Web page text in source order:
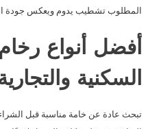
المطلوب تشطيب يدوم ويعكس جودة
أفضل أنواع
السكنية
تبحث عادة عن خامة مناسبة قبل